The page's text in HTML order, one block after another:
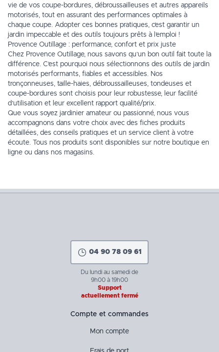
vie de vos coupe-bordures, débroussailleuses et autres appareils
motorisés, tout en assurant des performances optimales à
chaque coupe. Adopter ces bonnes pratiques, c’est garantir un
jardin impeccable et des outils toujours prêts à l’emploi !
Provence Outillage : performance, confort et prix juste
Chez Provence Outillage, nous savons qu’un bon outil fait toute la
différence. C’est pourquoi nous sélectionnons des outils de jardin
motorisés performants, fiables et accessibles. Nos
tronçonneuses, taille-haies, débroussailleuses, tondeuses et
coupe-bordures sont choisis pour leur robustesse, leur facilité
d’utilisation et leur excellent rapport qualité/prix.
Que vous soyez jardinier amateur ou passionné, nous vous
accompagnons dans votre choix avec des fiches produits
détaillées, des conseils pratiques et un service client à votre
écoute. Tous nos produits sont disponibles sur notre boutique en
ligne ou dans nos magasins.
04 90 78 09 61
Du lundi au samedi de
9h00 à 19h00
Support
actuellement fermé
Compte et commandes
Mon compte